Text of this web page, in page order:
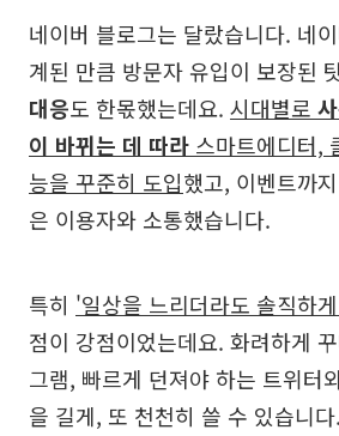
네이버 블로그는 달랐습니다. 네
계된 만큼 방문자 유입이 보장된
대응도 한몫했는데요. 시대별로
이 바뀌는 데 따라 스마트에디터,
능을 꾸준히 도입했고, 이벤트까
은 이용자와 소통했습니다.
특히 '일상을 느리더라도 솔직하
점이 강점이었는데요. 화려하게
그램, 빠르게 던져야 하는 트위터
을 길게, 또 천천히 쓸 수 있습니